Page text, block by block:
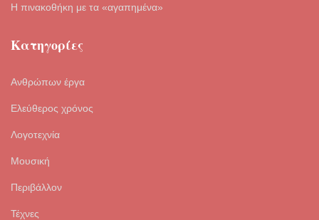
Η πινακοθήκη με τα «αγαπημένα»
Κατηγορίες
Ανθρώπων έργα
Ελεύθερος χρόνος
Λογοτεχνία
Μουσική
Περιβάλλον
Τέχνες